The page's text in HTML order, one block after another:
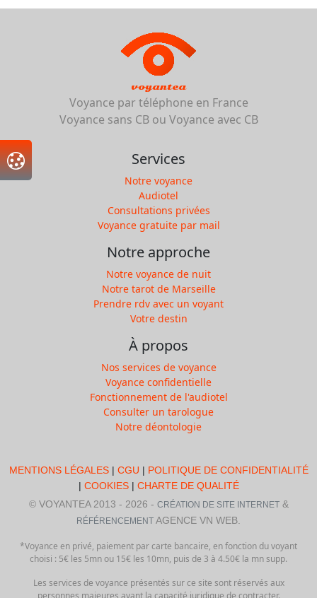
voyantea
Voyance par téléphone en France
Voyance sans CB ou Voyance avec CB
Services
Notre voyance
Audiotel
Consultations privées
Voyance gratuite par mail
Notre approche
Notre voyance de nuit
Notre tarot de Marseille
Prendre rdv avec un voyant
Votre destin
À propos
Nos services de voyance
Voyance confidentielle
Fonctionnement de l'audiotel
Consulter un tarologue
Notre déontologie
MENTIONS LÉGALES | CGU | POLITIQUE DE CONFIDENTIALITÉ
| COOKIES| CHARTE DE QUALITÉ
© VOYANTEA 2013 - 2026 - CRÉATION DE SITE INTERNET&
RÉFÉRENCEMENT AGENCE VN WEB.
*Voyance en privé, paiement par carte bancaire, en fonction du voyant
choisi : 5€ les 5mn ou 15€ les 10mn, puis de 3 à 4.50€ la mn supp.
Les services de voyance présentés sur ce site sont réservés aux